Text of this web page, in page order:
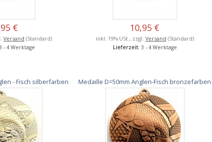
€
Versand (Standard)
- 4 Werktage
10,95 €
inkl. 19% USt., zzgl. Versand (Standard)
Lieferzeit: 3 - 4 Werktage
- Fisch silberfarben Medaille D=50mm Anglen-Fisch bronzefarben